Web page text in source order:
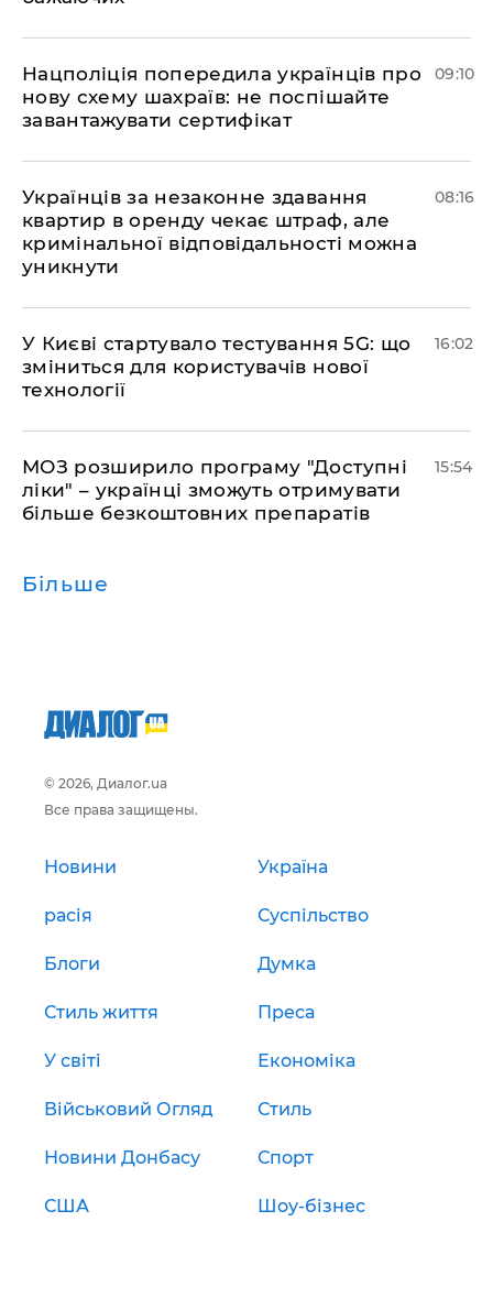
Нацполіція попередила українців про
нову схему шахраїв: не поспішайте
завантажувати сертифікат
09:10
Українців за незаконне здавання
квартир в оренду чекає штраф, але
кримінальної відповідальності можна
уникнути
08:16
У Києві стартувало тестування 5G: що
зміниться для користувачів нової
технології
16:02
МОЗ розширило програму "Доступні
ліки" – українці зможуть отримувати
більше безкоштовних препаратів
15:54
Більше
© 2026, Диалог.ua
Все права защищены.
Новини Україна
расія Суспільство
Блоги Думка
Стиль життя Преса
У світі Економіка
Військовий Огляд Стиль
Новини Донбасу Спорт
США Шоу-бізнес